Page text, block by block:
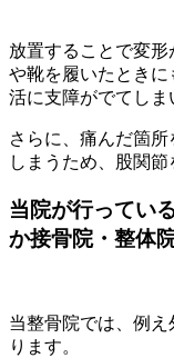
放置することで変
や靴を履いたとき
活に支障がでてしま
さらに、痛んだ箇
しまうため、股関節
当院が行ってい
か接骨院・整体
当整骨院では、例
ります。